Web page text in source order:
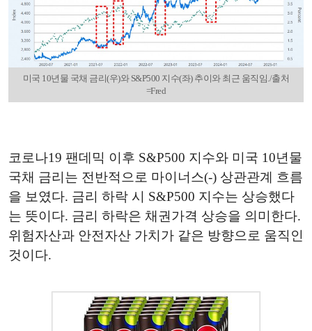
미국 10년물 국채 금리(우)와 S&P500 지수(좌) 추이와 최근 움직임./출처
=Fred
코로나19 팬데믹 이후 S&P500 지수와 미국 10년물
국채 금리는 전반적으로 마이너스(-) 상관관계 흐름
을 보였다. 금리 하락 시 S&P500 지수는 상승했다
는 뜻이다. 금리 하락은 채권가격 상승을 의미한다.
위험자산과 안전자산 가치가 같은 방향으로 움직인
것이다.